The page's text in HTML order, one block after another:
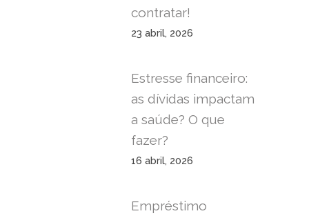
contratar!
23 abril, 2026
Estresse financeiro:
as dívidas impactam
a saúde? O que
fazer?
16 abril, 2026
Empréstimo